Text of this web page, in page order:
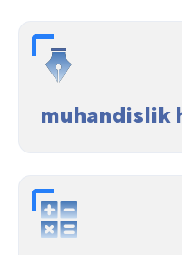
muhandislik